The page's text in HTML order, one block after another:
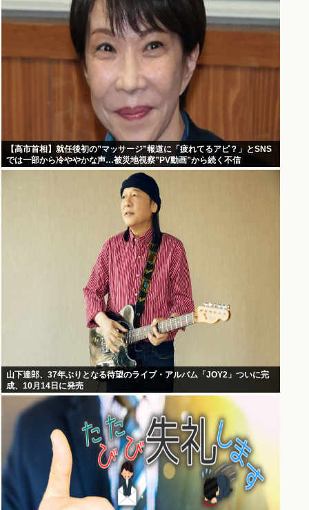
【高市首相】就任後初の”マッサージ”報道に「疲れてるアピ？」とSNS
では一部から冷ややかな声…被災地視察”PV動画”から続く不信
山下達郎、37年ぶりとなる待望のライブ・アルバム「JOY2」ついに完
成、10月14日に発売